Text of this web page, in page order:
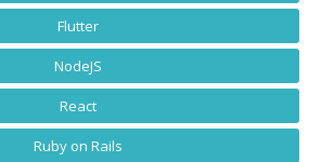
Flutter
NodeJS
React
Ruby on Rails